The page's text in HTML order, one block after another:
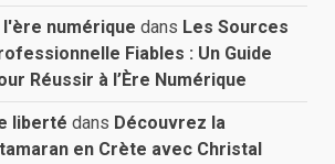
numérique dans Les Sources
Fiables : Un Guide
Réussir à l’Ère Numérique
liberté dans Découvrez la
en Crète avec Christal